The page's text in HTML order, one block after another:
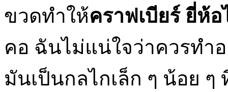
ขวดทำให้คราฟเบียร์ ยี่ห้
คอ ฉันไม่แน่ใจว่าควรทำ
มันเป็นกลไกเล็ก ๆ น้อย ๆ